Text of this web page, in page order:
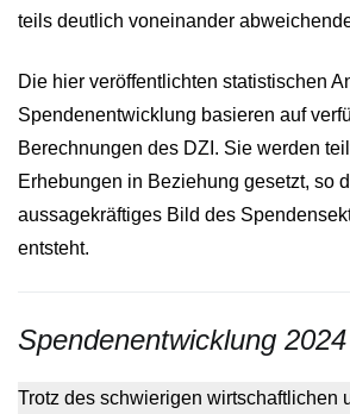
teils deutlich voneinander
Die hier veröffentlichten statistischen
Spendenentwicklung basieren auf
Berechnungen des DZI. Sie werden
Erhebungen in Beziehung gesetzt, so
aussagekräftiges Bild des
entsteht.
Spendenentwicklung 2024
Trotz des schwierigen wirtschaftlichen